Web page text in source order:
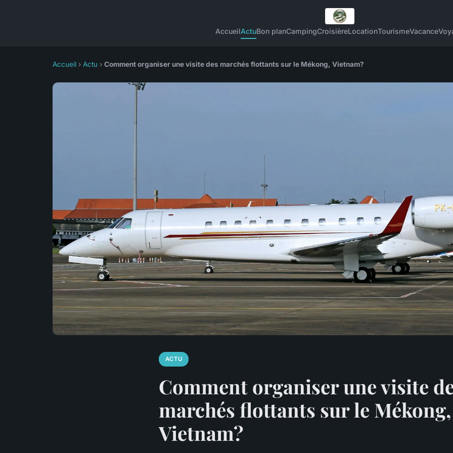
AccueilActuBon planCampingCroisièreLocationTourismeVacance
Accueil › Actu › Comment organiser une visite des marchés flottants sur le Mékong, Vietnam?
ACTU
Comment organiser une visite
marchés flottants sur le Mékong,
Vietnam?